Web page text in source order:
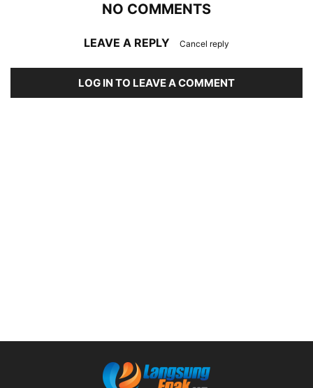
NO COMMENTS
LEAVE A REPLY Cancel reply
LOG IN TO LEAVE A COMMENT